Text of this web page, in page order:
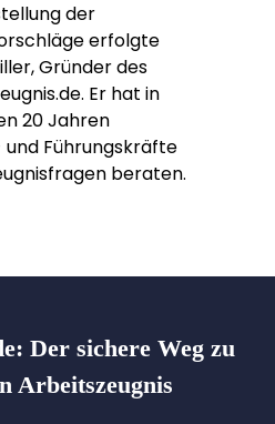
der
erfolgte
Gründer des
Er hat in
20 Jahren
Führungskräfte
beraten.
Der sichere Weg zu
Arbeitszeugnis